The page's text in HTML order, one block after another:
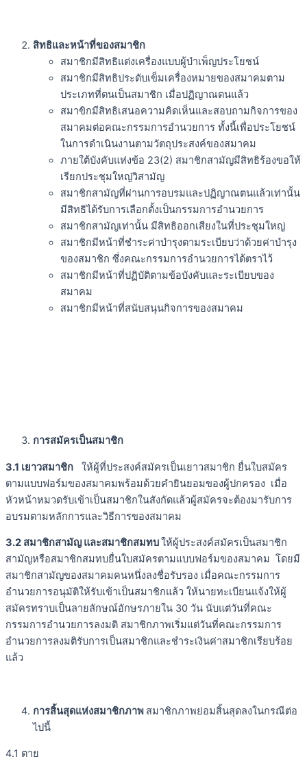
สิทธิและหน้าที่ของสมาชิก
สมาชิกมีสิทธิแต่งเครื่องแบบผู้บำเพ็ญประโยชน์
สมาชิกมีสิทธิประดับเข็มเครื่องหมายของสมาคมตาม
ประเภทที่ตนเป็นสมาชิก เมื่อปฏิญาณตนแล้ว
สมาขิกมีสิทธิเสนอความคิดเห็นและสอบถามกิจการของ
สมาคมต่อคณะกรรมการอำนวยการ ทั้งนี้เพื่อประโยชน์
ในการดำเนินงานตามวัตถุประสงค์ของสมาคม
ภายใต้บังคับแห่งข้อ 23(2) สมาชิกสามัญมีสิทธิร้องขอให้
เรียกประชุมใหญ่วิสามัญ
สมาชิกสามัญที่ผ่านการอบรมและปฏิญาณตนแล้วเท่านั้น
มีสิทธิได้รับการเลือกตั้งเป็นกรรมการอำนวยการ
สมาชิกสามัญเท่านั้น มีสิทธิออกเสียงในที่ประชุมใหญ่
สมาชิกมีหน้าที่ชำระค่าบำรุงตามระเบียบว่าด้วยค่าบำรุง
ของสมาชิก ซึ่งคณะกรรมการอำนวยการได้ตราไว้
สมาชิกมีหน้าที่ปฏิบัติตามข้อบังคับและระเบียบของ
สมาคม
สมาชิกมีหน้าที่สนับสนุนกิจการของสมาคม
การสมัครเป็นสมาชิก
3.1 เยาวสมาชิก ให้ผู้ที่ประสงค์สมัครเป็นเยาวสมาชิก ยื่นใบสมัคร
ตามแบบฟอร์มของสมาคมพร้อมด้วยคำยินยอมของผู้ปกครอง เมื่อ
หัวหน้าหมวดรับเข้าเป็นสมาชิกในสังกัดแล้วผู้สมัครจะต้องมารับการ
อบรมตามหลักการและวิธีการของสมาคม
3.2 สมาชิกสามัญ และสมาชิกสมทบให้ผู้ประสงค์สมัครเป็นสมาชิก
สามัญหรือสมาชิกสมทบยื่นใบสมัครตามแบบฟอร์มของสมาคม โดยมี
สมาชิกสามัญของสมาคมคนหนึ่งลงชื่อรับรอง เมื่อคณะกรรมการ
อำนวยการอนุมัติให้รับเข้าเป็นสมาชิกแล้ว ให้นายทะเบียนแจ้งให้ผู้
สมัครทราบเป็นลายลักษณ์อักษรภายใน 30 วัน นับแต่วันที่คณะ
กรรมการอำนวยการลงมติ สมาชิกภาพเริ่มแต่วันที่คณะกรรมการ
อำนวยการลงมติรับการเป็นสมาชิกและชำระเงินค่าสมาชิกเรียบร้อย
แล้ว
การสิ้นสุดแห่งสมาชิกภาพ สมาชิกภาพย่อมสิ้นสุดลงในกรณีต่อ
ไปนี้
4.1 ตาย